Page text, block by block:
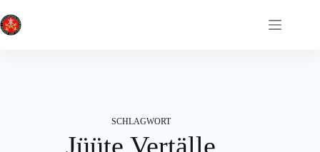
Inhalt
springen
SCHLAGWORT
Jüüte Vertälle